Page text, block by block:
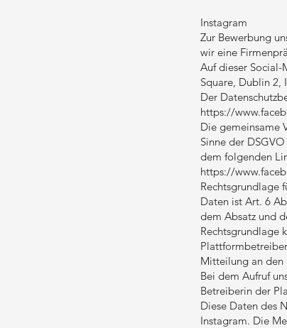
Instagram
Zur Bewerbung
wir eine
Auf dieser
Square, Dublin 2,
Der
https://
Die gemeinsame
Sinne der
dem folgenden
https://
Rechtsgrundlage
Daten ist Art. 6
dem Absatz und
Rechtsgrundlage
Mitteilung an den
Bei dem Aufruf
Betreiberin der
Diese Daten des
Instagram. Die